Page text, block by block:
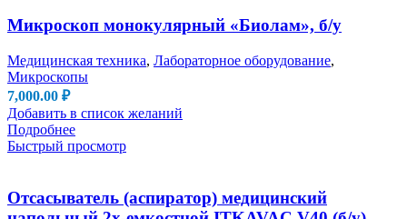
Микроскоп монокулярный «Биолам», б/у
Медицинская техника, Лабораторное оборудование,
Микроскопы
7,000.00 ₽
Добавить в список желаний
Подробнее
Быстрый просмотр
Отсасыватель (аспиратор) медицинский